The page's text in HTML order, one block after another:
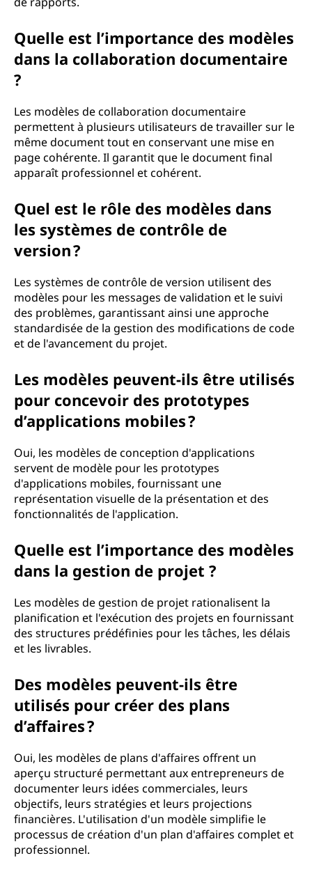
Quelle est l’importance des modèles
dans la collaboration documentaire
?
Les modèles de collaboration documentaire
permettent à plusieurs utilisateurs de travailler sur le
même document tout en conservant une mise en
page cohérente. Il garantit que le document final
apparaît professionnel et cohérent.
Quel est le rôle des modèles dans
les systèmes de contrôle de
version ?
Les systèmes de contrôle de version utilisent des
modèles pour les messages de validation et le suivi
des problèmes, garantissant ainsi une approche
standardisée de la gestion des modifications de code
et de l'avancement du projet.
Les modèles peuvent-ils être utilisés
pour concevoir des prototypes
d’applications mobiles ?
Oui, les modèles de conception d'applications
servent de modèle pour les prototypes
d'applications mobiles, fournissant une
représentation visuelle de la présentation et des
fonctionnalités de l'application.
Quelle est l’importance des modèles
dans la gestion de projet ?
Les modèles de gestion de projet rationalisent la
planification et l'exécution des projets en fournissant
des structures prédéfinies pour les tâches, les délais
et les livrables.
Des modèles peuvent-ils être
utilisés pour créer des plans
d’affaires ?
Oui, les modèles de plans d'affaires offrent un
aperçu structuré permettant aux entrepreneurs de
documenter leurs idées commerciales, leurs
objectifs, leurs stratégies et leurs projections
financières. L'utilisation d'un modèle simplifie le
processus de création d'un plan d'affaires complet et
professionnel.